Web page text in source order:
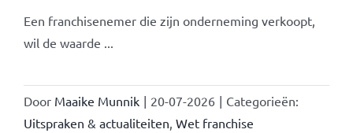
Een franchisenemer die zijn onderneming verkoopt,
wil de waarde ...
Door Maaike Munnik | 20-07-2026 | Categorieën:
Uitspraken & actualiteiten Wet franchise